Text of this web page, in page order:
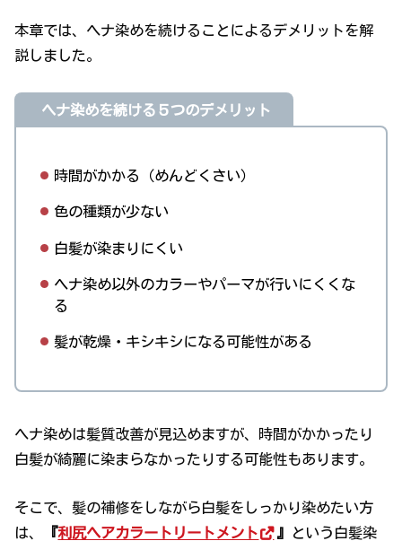
本章では、ヘナ染めを続けることによるデメリットを解
説しました。
ヘナ染めを続ける５つのデメリット
時間がかかる（めんどくさい）
色の種類が少ない
白髪が染まりにくい
ヘナ染め以外のカラーやパーマが行いにくくな
る
髪が乾燥・キシキシになる可能性がある
ヘナ染めは髪質改善が見込めますが、時間がかかったり
白髪が綺麗に染まらなかったりする可能性もあります。
そこで、髪の補修をしながら白髪をしっかり染めたい方
は、
『利尻ヘアカラートリートメント 』 という白髪染